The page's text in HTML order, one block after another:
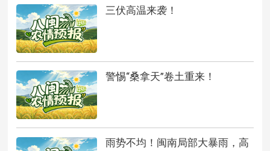
三伏高温来袭！
警惕“桑拿天”卷土重来！
雨势不均！闽南局部大暴雨，高